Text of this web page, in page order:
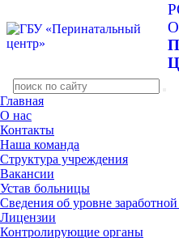
Главная
О нас
Контакты
Наша команда
Структура учреждения
Вакансии
Устав больницы
Сведения об уровне
Лицензии
Контролирующие органы